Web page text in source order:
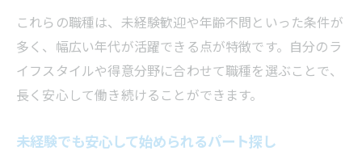
これらの職種は、未経験歓迎や年齢不問といった条件が
多く、幅広い年代が活躍できる点が特徴です。自分のラ
イフスタイルや得意分野に合わせて職種を選ぶことで、
長く安心して働き続けることができます。
未経験でも安心して始められるパート探し